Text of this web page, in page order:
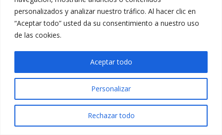
personalizados y analizar nuestro tráfico. Al hacer clic en
“Aceptar todo” usted da su consentimiento a nuestro uso
de las cookies.
Personalizar
Rechazar todo
Aceptar todo